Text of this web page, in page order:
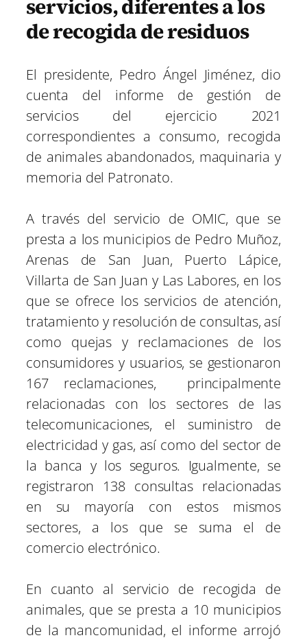
servicios, diferentes a los
de recogida de residuos
El presidente, Pedro Ángel Jiménez, dio
cuenta del informe de gestión de
servicios del ejercicio 2021
correspondientes a consumo, recogida
de animales abandonados, maquinaria y
memoria del Patronato.
A través del servicio de OMIC, que se
presta a los municipios de Pedro Muñoz,
Arenas de San Juan, Puerto Lápice,
Villarta de San Juan y Las Labores, en los
que se ofrece los servicios de atención,
tratamiento y resolución de consultas, así
como quejas y reclamaciones de los
consumidores y usuarios, se gestionaron
167 reclamaciones, principalmente
relacionadas con los sectores de las
telecomunicaciones, el suministro de
electricidad y gas, así como del sector de
la banca y los seguros. Igualmente, se
registraron 138 consultas relacionadas
en su mayoría con estos mismos
sectores, a los que se suma el de
comercio electrónico.
En cuanto al servicio de recogida de
animales, que se presta a 10 municipios
de la mancomunidad, el informe arrojó